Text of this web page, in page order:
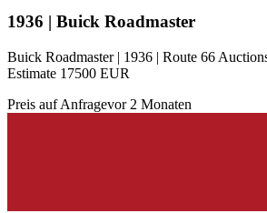
1936 | Buick Roadmaster
Buick Roadmaster | 1936 | Route 66
Estimate 17500 EUR
Preis auf Anfragevor 2 Monaten